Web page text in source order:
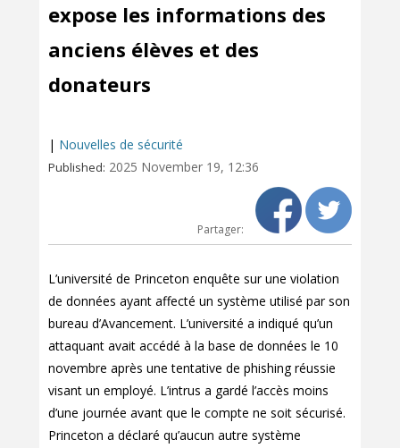
expose les informations des
anciens élèves et des
donateurs
| Nouvelles de sécurité
Published: 2025 November 19, 12:36
Partager:
L’université de Princeton enquête sur une violation
de données ayant affecté un système utilisé par son
bureau d’Avancement. L’université a indiqué qu’un
attaquant avait accédé à la base de données le 10
novembre après une tentative de phishing réussie
visant un employé. L’intrus a gardé l’accès moins
d’une journée avant que le compte ne soit sécurisé.
Princeton a déclaré qu’aucun autre système